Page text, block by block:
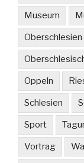
Museum
Oberschlesien
Oppeln
Schlesien
Sport
Vortrag